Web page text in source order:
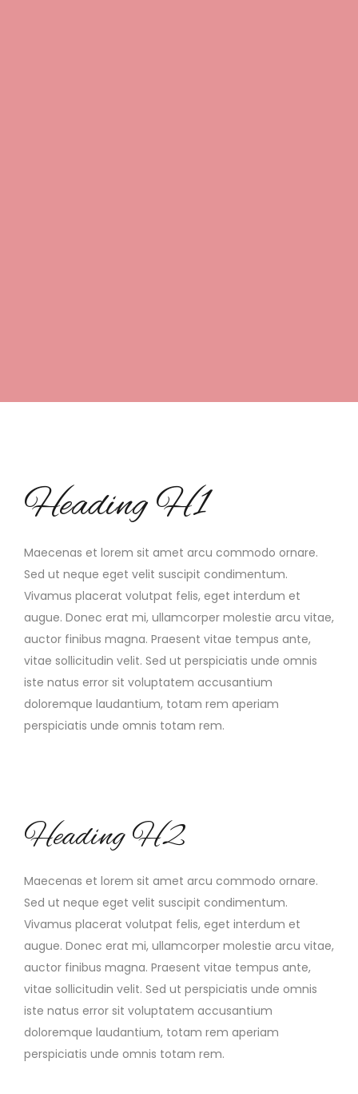
Heading H1
Maecenas et lorem sit amet arcu commodo ornare.
Sed ut neque eget velit suscipit condimentum.
Vivamus placerat volutpat felis, eget interdum et
augue. Donec erat mi, ullamcorper molestie arcu vitae,
auctor finibus magna. Praesent vitae tempus ante,
vitae sollicitudin velit. Sed ut perspiciatis unde omnis
iste natus error sit voluptatem accusantium
doloremque laudantium, totam rem aperiam
perspiciatis unde omnis totam rem.
Heading H2
Maecenas et lorem sit amet arcu commodo ornare.
Sed ut neque eget velit suscipit condimentum.
Vivamus placerat volutpat felis, eget interdum et
augue. Donec erat mi, ullamcorper molestie arcu vitae,
auctor finibus magna. Praesent vitae tempus ante,
vitae sollicitudin velit. Sed ut perspiciatis unde omnis
iste natus error sit voluptatem accusantium
doloremque laudantium, totam rem aperiam
perspiciatis unde omnis totam rem.